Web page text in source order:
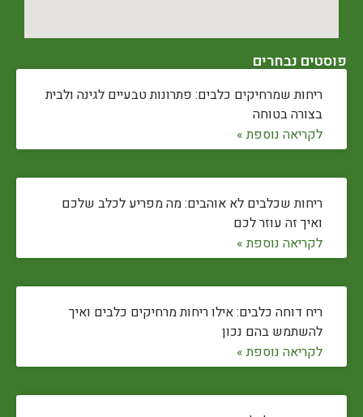
פוסטים נבחרים
ריחות שמרחיקים כלבים: פתרונות טבעיים לגינה ולבית
בצורה בטוחה
לקריאה נוספת »
ריחות שכלבים לא אוהבים: מה מפריע לכלב שלכם
ואיך זה עוזר לכם
לקריאה נוספת »
ריח דוחה כלבים: אילו ריחות מרחיקים כלבים ואיך
להשתמש בהם נכון
לקריאה נוספת »